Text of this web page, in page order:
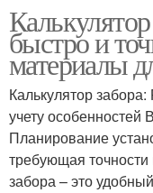
быстро и
материалы
Калькулятор
учету особенностей
Планирование
требующая
забора – это